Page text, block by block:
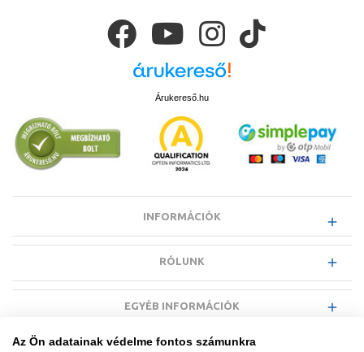
Árukereső.hu
INFORMÁCIÓK
RÓLUNK
EGYÉB INFORMÁCIÓK
Az Ön adatainak védelme fontos számunkra